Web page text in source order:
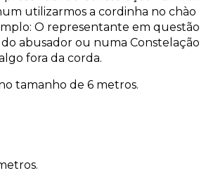
utilizarmos a cordinha no chào
O representante em questão
abusador ou numa Constelação
fora da corda.
tamanho de 6 metros.